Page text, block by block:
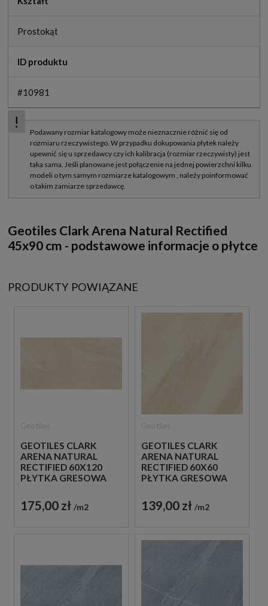
Prostokąt
ID produktu
#10981
Geotiles Clark Arena Natural Rectified
45x90 cm - podstawowe informacje o płytce
PRODUKTY POWIĄZANE
GEOTILES CLARK
ARENA NATURAL
RECTIFIED 60X120
PŁYTKA GRESOWA
175,00 zł m2
GEOTILES CLARK
ARENA NATURAL
RECTIFIED 60X60
PŁYTKA GRESOWA
139,00 zł m2